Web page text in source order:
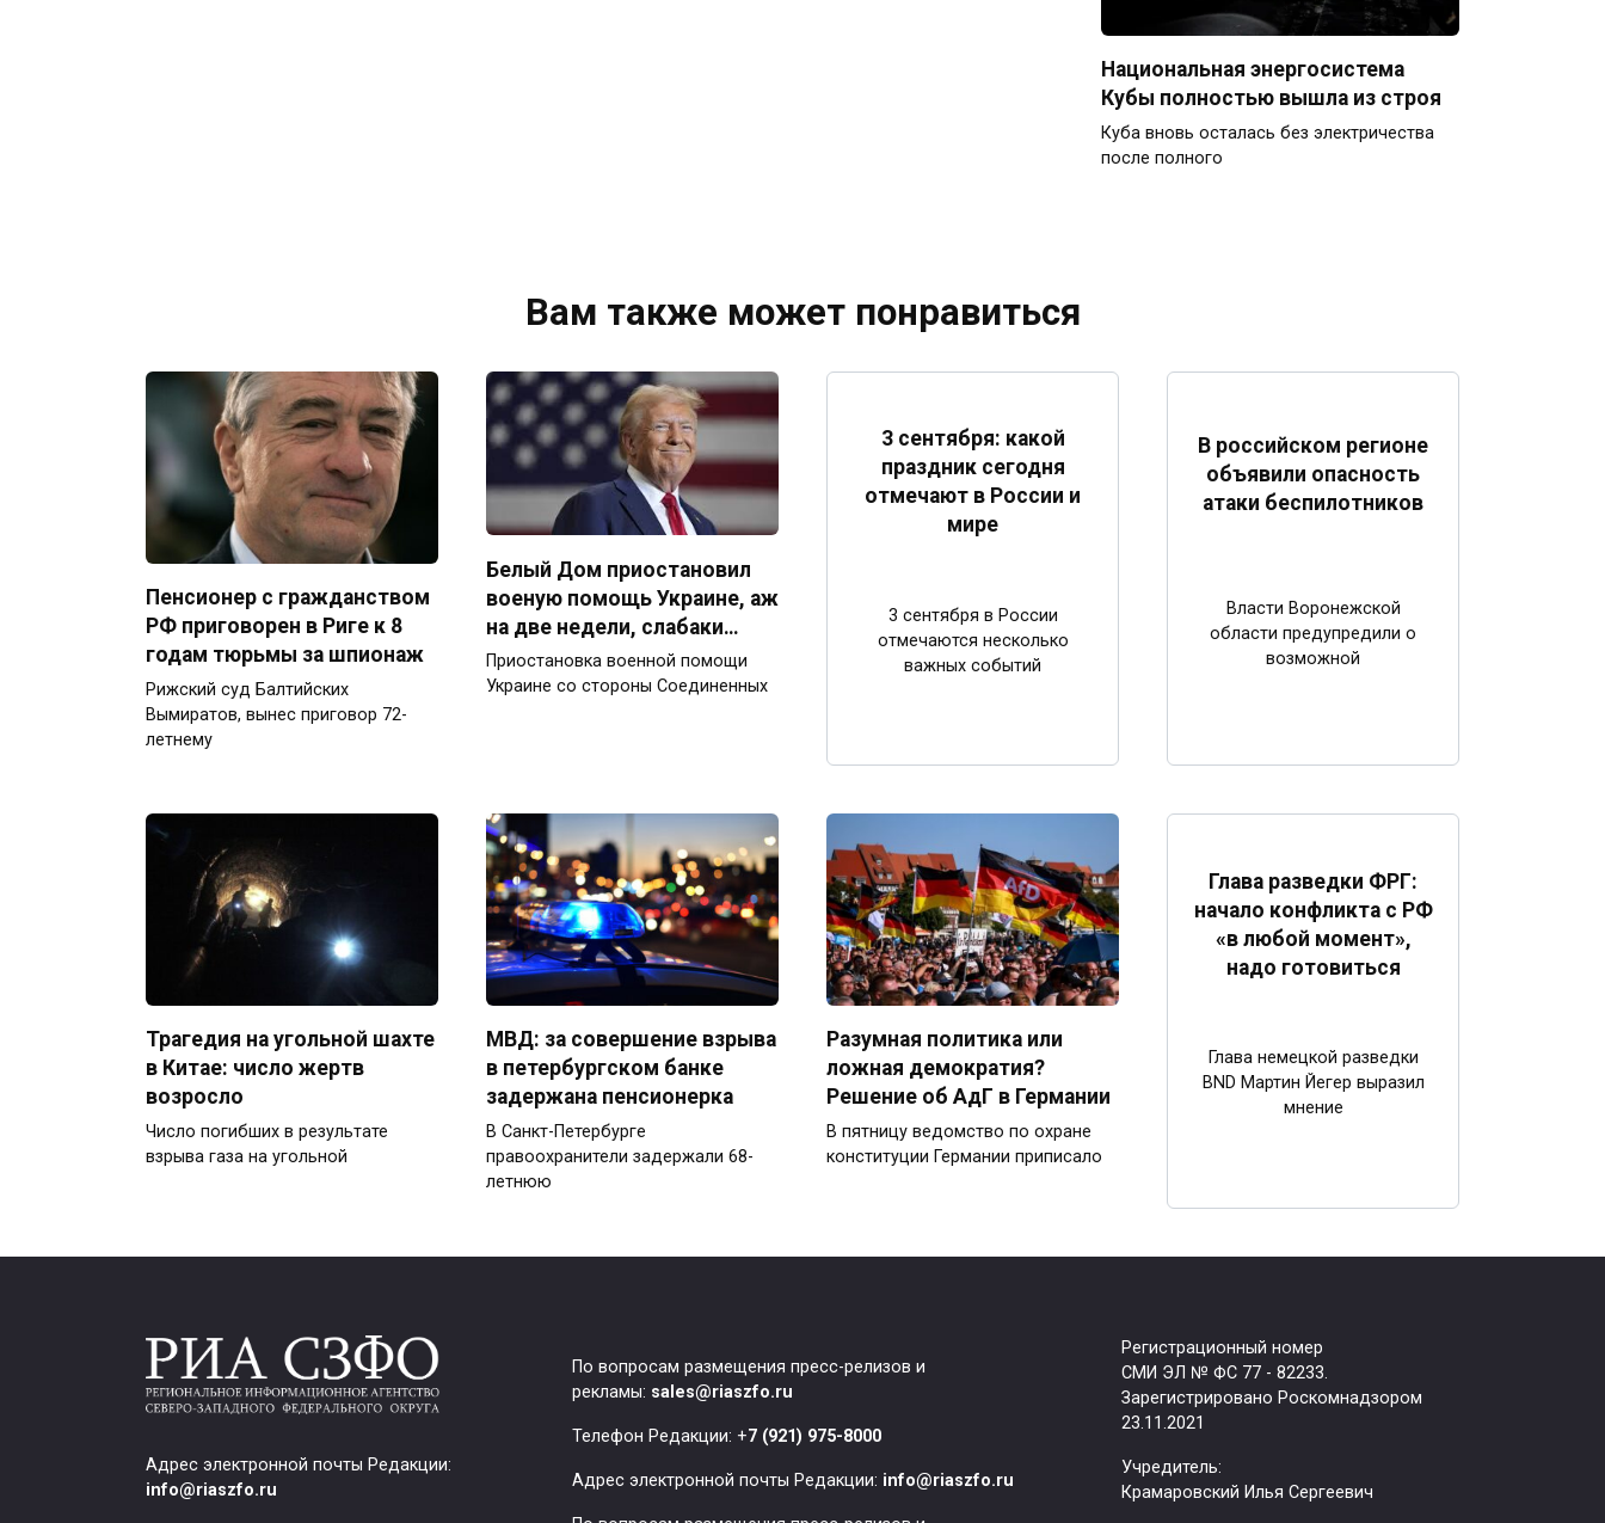
Национальная энергосистема
Кубы полностью вышла из строя
Куба вновь осталась без электричества
после полного
Вам также может понравиться
Пенсионер с гражданством
РФ приговорен в Риге к 8
годам тюрьмы за шпионаж
Рижский суд Балтийских
Вымиратов, вынес приговор 72-
летнему
Белый Дом приостановил
военую помощь Украине, аж
на две недели, слабаки…
Приостановка военной помощи
Украине со стороны Соединенных
3 сентября: какой
праздник сегодня
отмечают в России и
мире
3 сентября в России
отмечаются несколько
важных событий
В российском регионе
объявили опасность
атаки беспилотников
Власти Воронежской
области предупредили о
возможной
Трагедия на угольной шахте
в Китае: число жертв
возросло
Число погибших в результате
взрыва газа на угольной
МВД: за совершение взрыва
в петербургском банке
задержана пенсионерка
В Санкт-Петербурге
правоохранители задержали 68-
летнюю
Разумная политика или
ложная демократия?
Решение об АдГ в Германии
В пятницу ведомство по охране
конституции Германии приписало
Глава разведки ФРГ:
начало конфликта с РФ
«в любой момент»,
надо готовиться
Глава немецкой разведки
BND Мартин Йегер выразил
мнение
Адрес электронной почты Редакции:
info@riaszfo.ru
По вопросам размещения пресс-релизов и
рекламы: sales@riaszfo.ru
Телефон Редакции: +7 (921) 975-8000
Адрес электронной почты Редакции: info@riaszfo.ru
Регистрационный номер
СМИ ЭЛ № ФС 77 - 82233.
Зарегистрировано Роскомнадзором
23.11.2021
Учредитель:
Крамаровский Илья Сергеевич